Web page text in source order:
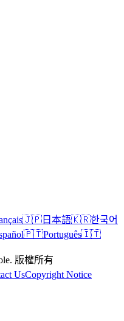
🇯🇵 日本語🇰🇷한국어
🇵🇹Português🇮🇹
. 版權所有
UsCopyright Notice